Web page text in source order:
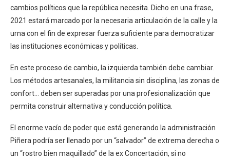
cambios políticos que la república necesita. Dicho en una frase,
2021 estará marcado por la necesaria articulación de la calle y la
urna con el fin de expresar fuerza suficiente para democratizar
las instituciones económicas y políticas.
En este proceso de cambio, la izquierda también debe cambiar.
Los métodos artesanales, la militancia sin disciplina, las zonas de
confort… deben ser superadas por una profesionalización que
permita construir alternativa y conducción política.
El enorme vacío de poder que está generando la administración
Piñera podría ser llenado por un “salvador” de extrema derecha o
un “rostro bien maquillado” de la ex Concertación, si no